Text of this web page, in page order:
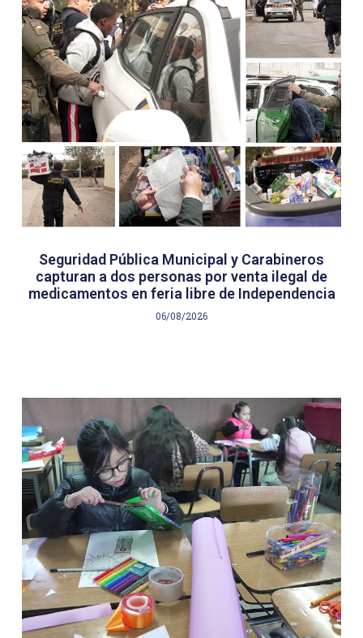
Seguridad Pública Municipal y Carabineros
capturan a dos personas por venta ilegal de
medicamentos en feria libre de Independencia
06/08/2026